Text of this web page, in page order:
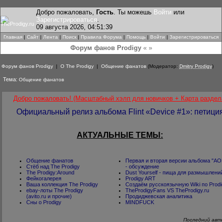
Добро пожаловать, Гость. Ты можешь Войти или
Зарегистрироваться.
09 августа 2026, 04:51:39
Главная | Сайт | Лента | Поиск | Правила Форума | Помощь | Войти | Зарегистрироваться
Форум фанов Prodigy« »
Форум фанов Prodigy | О The Prodigy | Общение фанатов (Модератор: Dmitry Prodigy)
Тема: Общение фанатов
Добро пожаловать! (Масштабный хэлп для новичков + Карта
Официальный релиз альбома Flint «Device #1»:
АКТУАЛЬНЫЕ ТЕМЫ:
Общение фанатов
Стёб над The Prodigy
The Prodigy:Around
Фейкогалерея
Ваша коллекция The Prodigy
ebay-лоты The Prodigy
(avito.ru и прочие)
Cны о Prodigy
Первая и вторая версии альбома
- обсуждение
Dust Yourself - пища для
Prodigy ART
Создаём русскоязычную Wiki по
TheProdigyFans VS TheProdigy.ru
Продиджевская аналитика
MINDFUCK
Последний